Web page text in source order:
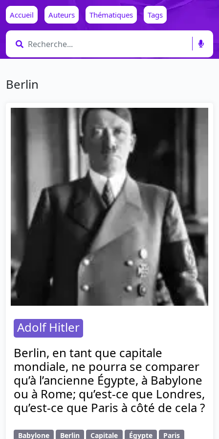
Accueil Auteurs Thématiques Tags
Berlin
Adolf Hitler
Berlin, en tant que capitale
mondiale, ne pourra se comparer
qu’à l’ancienne Égypte, à Babylone
ou à Rome; qu’est-ce que Londres,
qu’est-ce que Paris à côté de cela ?
Babylone Berlin Capitale Égypte Paris